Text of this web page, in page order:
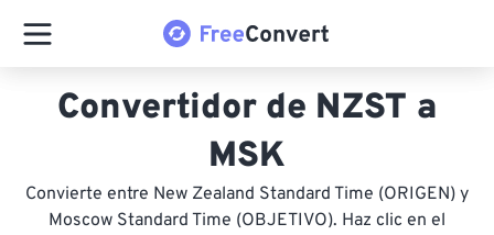
Convertidor de NZST a
MSK
Convierte entre New Zealand Standard Time (ORIGEN) y
Moscow Standard Time (OBJETIVO). Haz clic en el